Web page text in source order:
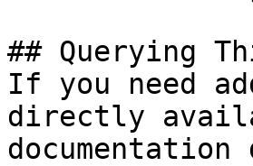
## Querying
If you need
directly